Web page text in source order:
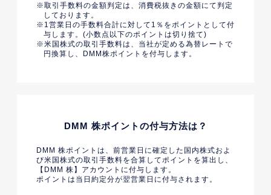
取引手数料の金額判定は、消費税抜きの金額にて判定
しております。
1営業日の手数料合計に対して1％をポイントとして付
与します。(小数点以下のポイントは切り捨て)
米国株式の取引手数料は、当社が定める為替レートで
円換算し、DMM株ポイントを付与します。
DMM 株ポイントの付与方法は？
DMM 株ポイントは、前営業日に確定した国内株式およ
び米国株式の取引手数料を合算してポイントを算出し、
【DMM 株】アカウントに付与します。
ポイントは当日約定分が翌営業日に付与されます。